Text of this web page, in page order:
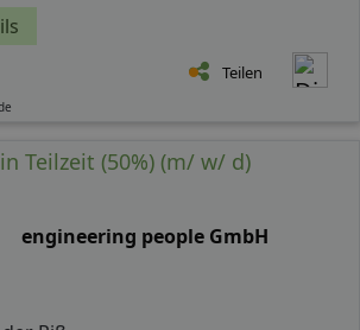
Teilen
Teilzeit (50%) (m/ w/ d)
engineering people GmbH